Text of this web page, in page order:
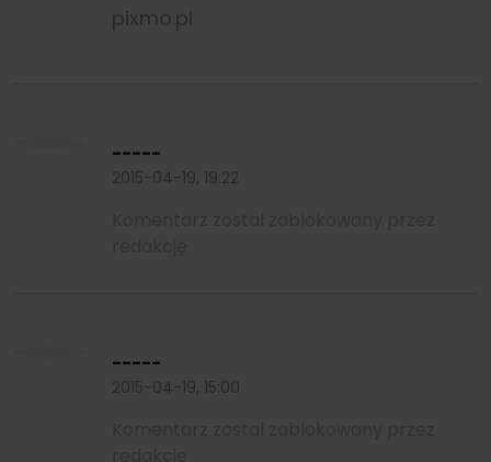
pixmo.pl
-----
2015-04-19, 19:22
-----
2015-04-19, 15:00